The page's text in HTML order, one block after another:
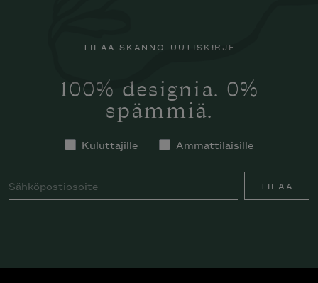
TILAA SKANNO-UUTISKIRJE
100% designia. 0%
spämmiä.
Kuluttajille Ammattilaisille
TILAA